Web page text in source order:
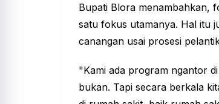
Bupati Blora menambahkan,
satu fokus utamanya. Hal itu
canangan usai prosesi
"Kami ada program ngantor
bukan. Tapi secara berkala